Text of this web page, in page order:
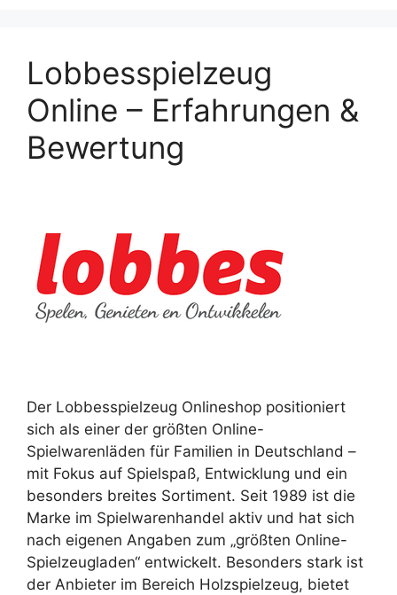
Lobbesspielzeug
Online – Erfahrungen &
Bewertung
Der Lobbesspielzeug Onlineshop positioniert
sich als einer der größten Online-
Spielwarenläden für Familien in Deutschland –
mit Fokus auf Spielspaß, Entwicklung und ein
besonders breites Sortiment. Seit 1989 ist die
Marke im Spielwarenhandel aktiv und hat sich
nach eigenen Angaben zum „größten Online-
Spielzeugladen“ entwickelt. Besonders stark ist
der Anbieter im Bereich Holzspielzeug, bietet